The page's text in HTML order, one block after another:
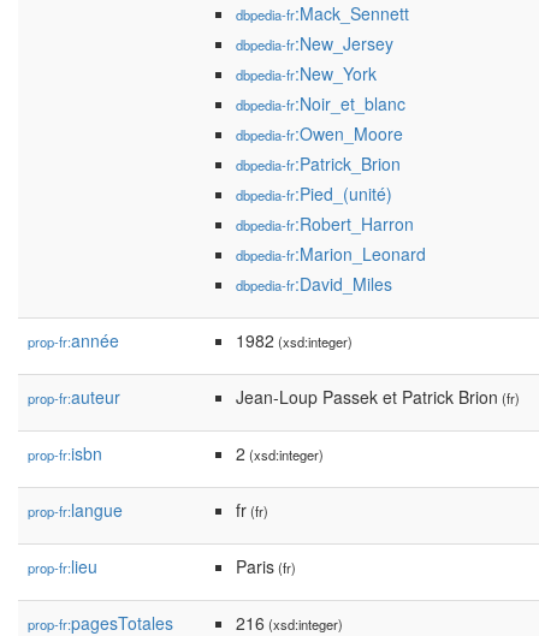
dbpedia-fr:Mack_Sennett
dbpedia-fr:New_Jersey
dbpedia-fr:New_York
dbpedia-fr:Noir_et_blanc
dbpedia-fr:Owen_Moore
dbpedia-fr:Patrick_Brion
dbpedia-fr:Pied_(unité)
dbpedia-fr:Robert_Harron
dbpedia-fr:Marion_Leonard
dbpedia-fr:David_Miles
prop-fr:année 1982 (xsd:integer)
prop-fr:auteur Jean-Loup Passek et Patrick Brion (fr)
prop-fr:isbn 2 (xsd:integer)
prop-fr:langue fr(fr)
prop-fr:lieu Paris(fr)
prop-fr:pagesTotales 216 (xsd:integer)